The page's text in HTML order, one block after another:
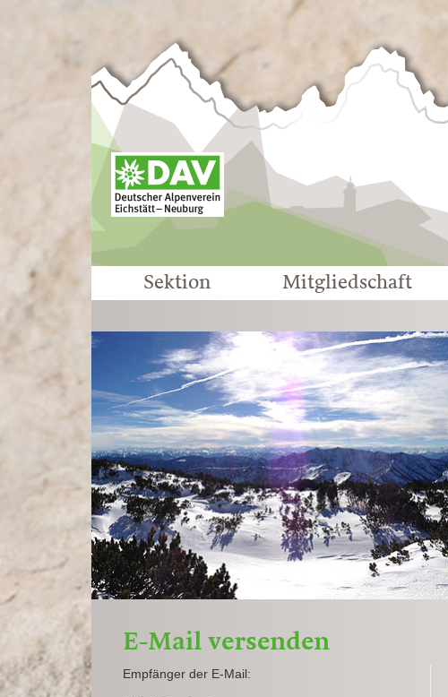
Sektion Mitgliedschaft
E-Mail versenden
Empfänger der E-Mail: